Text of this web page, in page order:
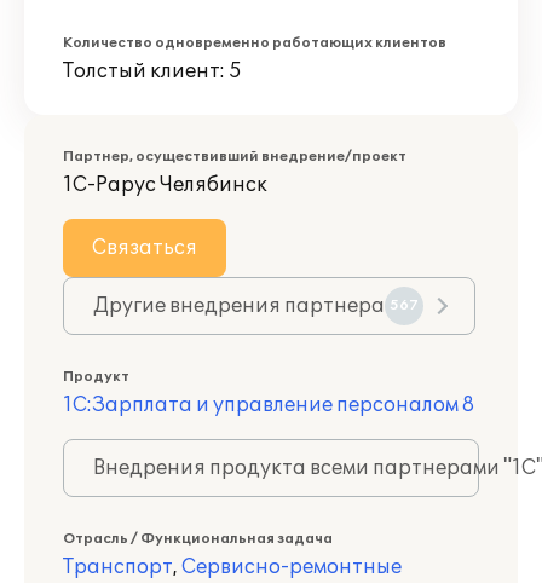
Количество одновременно работающих клиентов
Толстый клиент: 5
Партнер, осуществивший внедрение/проект
1С-Рарус Челябинск
Связаться
Другие внедрения партнера 567
Продукт
1С:Зарплата и управление персоналом 8
Внедрения продукта всеми партнерами
Отрасль / Функциональная задача
Транспорт, Сервисно-ремонтные